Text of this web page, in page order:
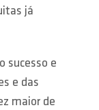
já
sucesso e
e das
maior de